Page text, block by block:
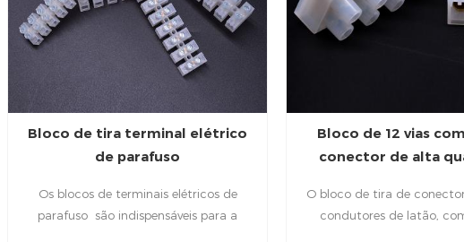
Bloco de tira terminal elétrico
de parafuso
Os blocos de terminais elétricos de
parafuso são indispensáveis ​​para a
Bloco de 12 vias
conector de alta
O bloco de tira de
condutores de latão,